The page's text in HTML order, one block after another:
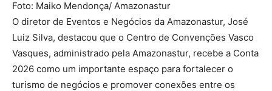
Foto: Maiko Mendonça/ Amazonastur
O diretor de Eventos e Negócios da Amazonastur, José
Luiz Silva, destacou que o Centro de Convenções Vasco
Vasques, administrado pela Amazonastur, recebe a Conta
2026 como um importante espaço para fortalecer o
turismo de negócios e promover conexões entre os